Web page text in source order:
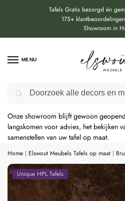
Tafels Gratis bezorgd én
175+
Showroom in
MENU
Door de bouwvakperiode geldt
circa 3 weken bovenop de reguliere
Onze showroom blijft gewoon
langskomen voor advies, het bekijken
samenstellen van uw tafel op maat.
Home | Elswout Meubels Tafels op maat |
Unique HPL Tafels